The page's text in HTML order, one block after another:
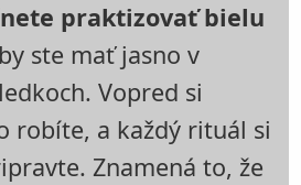
praktizovať bielu
ste mať jasno v
Vopred si
robíte, a každý rituál si
Znamená to, že